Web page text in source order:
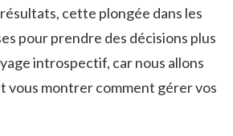
⁤cette plongée dans les​
​pour prendre⁣ des décisions plus​
introspectif, car ⁢nous allons
vous montrer comment gérer vos⁣